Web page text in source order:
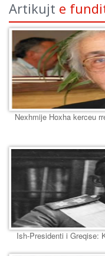
Artikujt e
Nexhmije Hoxha kerceu
Ish-Presidenti i Greqise: